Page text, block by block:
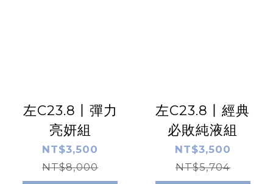
左C23.8丨彈力
亮妍組
NT$3,500
NT$8,000
左C23.8丨經典
必敗純液組
NT$3,500
NT$5,704